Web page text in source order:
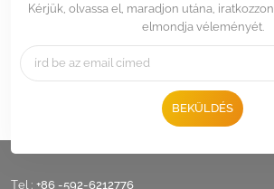
Kérjük, olvassa el, maradjon utána,
elmondja véleményét.
BEKÜLDÉS
Tel : +86 -592-6212776